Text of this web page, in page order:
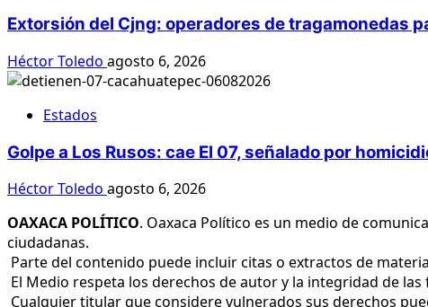
Extorsión del Cjng: operadores de tragamonedas
Héctor Toledo agosto 6, 2026
Estados
Golpe a Los Rusos: cae El 07, señalado por
Héctor Toledo agosto 6, 2026
OAXACA POLÍTICO. Oaxaca Político es un medio de
ciudadanas.
Parte del contenido puede incluir citas o extractos de
El Medio respeta los derechos de autor y la integridad de las
Cualquier titular que considere vulnerados sus derechos